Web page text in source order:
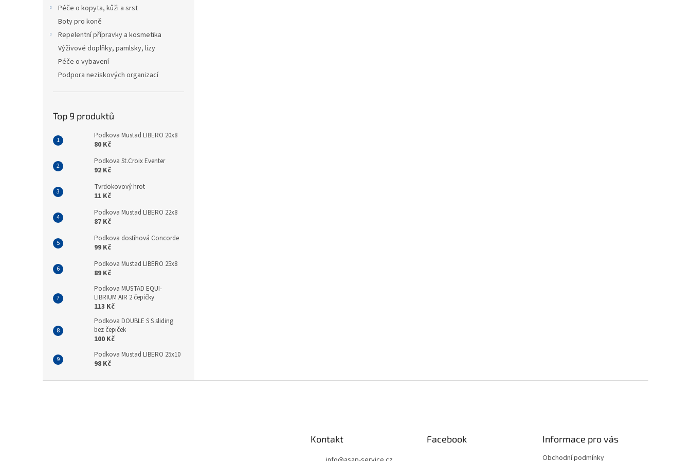
Péče o kopyta, kůži a srst
Boty pro koně
Repelentní přípravky a kosmetika
Výživové doplňky, pamlsky, lizy
Péče o vybavení
Podpora neziskových organizací
Top 9 produktů
Podkova Mustad LIBERO 20x8
80 Kč
Podkova St.Croix Eventer
92 Kč
Tvrdokovový hrot
11 Kč
Podkova Mustad LIBERO 22x8
87 Kč
Podkova dostihová Concorde
99 Kč
Podkova Mustad LIBERO 25x8
89 Kč
Podkova MUSTAD EQUI-
LIBRIUM AIR 2 čepičky
113 Kč
Podkova DOUBLE S S sliding
bez čepiček
100 Kč
Podkova Mustad LIBERO 25x10
98 Kč
Kontakt Facebook Informace pro vás
Obchodní podmínky